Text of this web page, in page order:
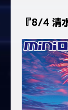
『8/4 清